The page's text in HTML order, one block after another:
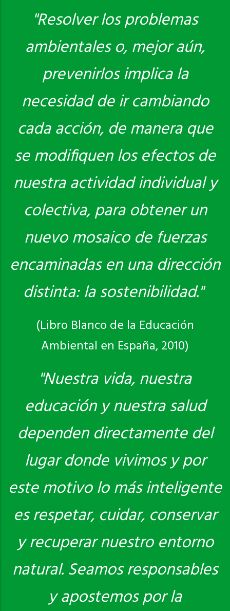
Saber más
"Resolver los problemas
ambientales o, mejor aún,
prevenirlos implica la
necesidad de ir cambiando
cada acción, de manera que
se modifiquen los efectos de
nuestra actividad individual y
colectiva, para obtener un
nuevo mosaico de fuerzas
encaminadas en una dirección
distinta: la sostenibilidad."
(Libro Blanco de la Educación
Ambiental en España, 2010)
"Nuestra vida, nuestra
educación y nuestra salud
dependen directamente del
lugar donde vivimos y por
este motivo lo más inteligente
es respetar, cuidar, conservar
y recuperar nuestro entorno
natural. Seamos responsables
y apostemos por la